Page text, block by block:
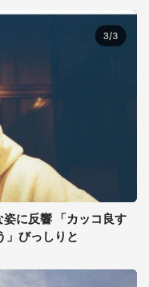
に反響 「カッコ良す
」びっしりと